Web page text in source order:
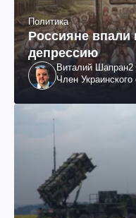
Политика
Россияне впали
депрессию
Виталий Шапран2
Член